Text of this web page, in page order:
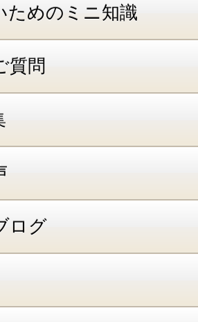
ためのミニ知識
質問
ログ